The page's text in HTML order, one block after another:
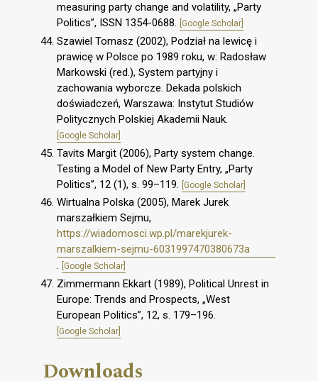
measuring party change and volatility, „Party
Politics”, ISSN 1354-0688.
[Google Scholar]
Szawiel Tomasz (2002), Podział na lewicę i
prawicę w Polsce po 1989 roku, w: Radosław
Markowski (red.), System partyjny i
zachowania wyborcze. Dekada polskich
doświadczeń, Warszawa: Instytut Studiów
Politycznych Polskiej Akademii Nauk.
[Google Scholar]
Tavits Margit (2006), Party system change.
Testing a Model of New Party Entry, „Party
Politics”, 12 (1), s. 99–119.
[Google Scholar]
Wirtualna Polska (2005), Marek Jurek
marszałkiem Sejmu,
https://wiadomosci.wp.pl/marekjurek-
marszalkiem-sejmu-6031997470380673a
.
[Google Scholar]
Zimmermann Ekkart (1989), Political Unrest in
Europe: Trends and Prospects, „West
European Politics”, 12, s. 179–196.
[Google Scholar]
Downloads